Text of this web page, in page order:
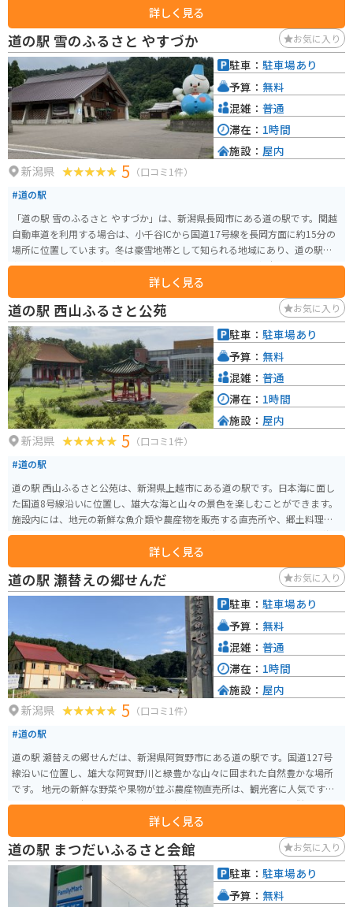
詳しく見る
道の駅 雪のふるさと やすづか お気に入り
新潟県 5 （口コミ1件）
#道の駅
「道の駅 雪のふるさと やすづか」は、新潟県長岡市にある道の駅です。関越
自動車道を利用する場合は、小千谷ICから国道17号線を長岡方面に約15分の
場所に位置しています。冬は豪雪地帯として知られる地域にあり、道の駅の
名前にも「雪」の文字が入っている通り、雪国ならではの魅力を感じること
食材を使った料理が楽しめるレストランがあります。特におすすめは、魚沼
産コシヒカリを使用した「雪むろ」というおにぎりです。雪室で熟成させた
コシヒカリは、甘みと香りが増し、格別な味わいです。また、併設されてい
る「雪国体験館」では、雪国ならではの生活文化を学ぶことができます。 バ
イクで訪れる場合、道の駅には広い駐車場が完備されているので安心です。
周辺には、雄大な自然が広がっており、ツーリングスポットとしても人気で
す。特に、国道17号線は「塩嶺ルート」と呼ばれ、多くのライダーが走り抜
ける絶景ロードです。道の駅 雪のふるさと やすづかを拠点に、魚沼の豊かな
自然とグルメを満喫してみてはいかがでしょうか？
詳しく見る
駐車： 駐車場あり
予算： 無料
混雑： 普通
滞在： 1時間
施設： 屋内
道の駅 西山ふるさと公苑 お気に入り
新潟県 5 （口コミ1件）
#道の駅
道の駅 西山ふるさと公苑は、新潟県上越市にある道の駅です。日本海に面し
た国道8号線沿いに位置し、雄大な海と山々の景色を楽しむことができます。
施設内には、地元の新鮮な魚介類や農産物を販売する直売所や、郷土料理を
提供するレストランがあります。特に、新鮮な海の幸をふんだんに使った海
鮮丼や、地元産の蕎麦を使った蕎麦定食が人気です。 また、展望台からは、
晴れた日には佐渡島を望むこともできます。バイクで訪れる場合、道の駅に
は広い駐車場が完備されているので安心です。日本海沿いの景色を楽しみな
がらのツーリングの休憩地点としても最適です。 周辺には、海水浴場や温泉
など、観光スポットも充実しています。夏には海水浴やマリンスポーツ、冬に
は温泉でゆっくりと過ごすのがおすすめです。道の駅 西山ふるさと公苑は、
新潟県の自然と食を満喫できるスポットです。
詳しく見る
駐車： 駐車場あり
予算： 無料
混雑： 普通
滞在： 1時間
施設： 屋内
道の駅 瀬替えの郷せんだ お気に入り
新潟県 5 （口コミ1件）
#道の駅
道の駅 瀬替えの郷せんだは、新潟県阿賀野市にある道の駅です。国道127号
線沿いに位置し、雄大な阿賀野川と緑豊かな山々に囲まれた自然豊かな場所
です。 地元の新鮮な野菜や果物が並ぶ農産物直売所は、観光客に人気です。
特に、地元産の米「コシヒカリ」や「新之助」は必見です。また、併設され
ているレストランでは、地元の食材をふんだんに使った料理を楽しむことが
できます。おすすめは、新鮮な野菜がたっぷり入った「けんちんうどん」で
す。 バイクで訪れる場合、道の駅には広々とした駐車場が完備されているの
で安心です。周辺には、阿賀野川沿いを走る爽快なルートや、山間部を駆け
抜けるワインディングロードなど、ツーリングに最適な道が数多くあります。
道の駅で休憩を挟みながら、自然豊かな景色を楽しむツーリングはいかがで
詳しく見る
駐車： 駐車場あり
予算： 無料
混雑： 普通
滞在： 1時間
施設： 屋内
道の駅 まつだいふるさと会館 お気に入り
駐車： 駐車場あり
予算： 無料